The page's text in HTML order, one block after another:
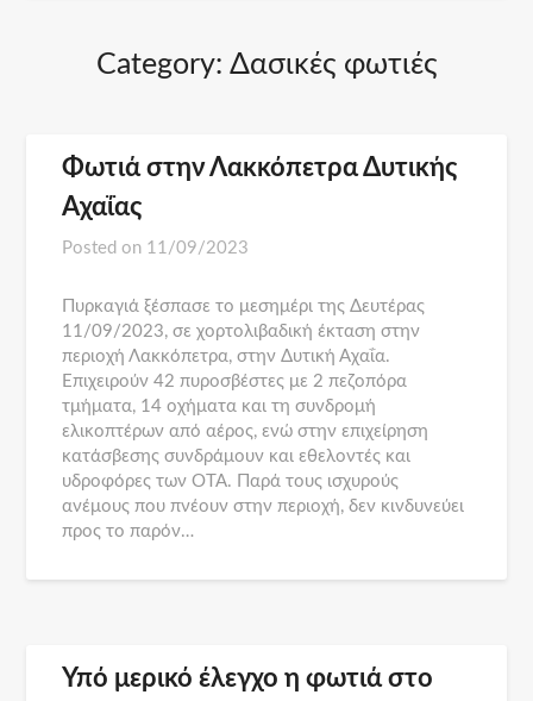
Category: Δασικές φωτιές
Φωτιά στην Λακκόπετρα Δυτικής
Αχαΐας
Posted on 11/09/2023
Πυρκαγιά ξέσπασε το μεσημέρι της Δευτέρας
11/09/2023, σε χορτολιβαδική έκταση στην
περιοχή Λακκόπετρα, στην Δυτική Αχαΐα.
Επιχειρούν 42 πυροσβέστες με 2 πεζοπόρα
τμήματα, 14 οχήματα και τη συνδρομή
ελικοπτέρων από αέρος, ενώ στην επιχείρηση
κατάσβεσης συνδράμουν και εθελοντές και
υδροφόρες των ΟΤΑ. Παρά τους ισχυρούς
ανέμους που πνέουν στην περιοχή, δεν κινδυνεύει
προς το παρόν…
Υπό μερικό έλεγχο η φωτιά στο